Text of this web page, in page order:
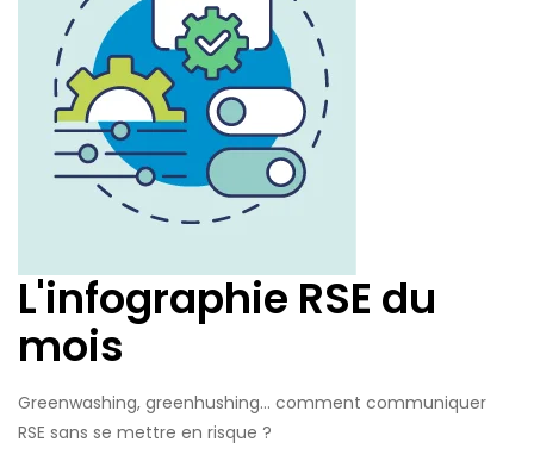
L'infographie RSE du
mois
Greenwashing, greenhushing… comment communiquer
RSE sans se mettre en risque ?